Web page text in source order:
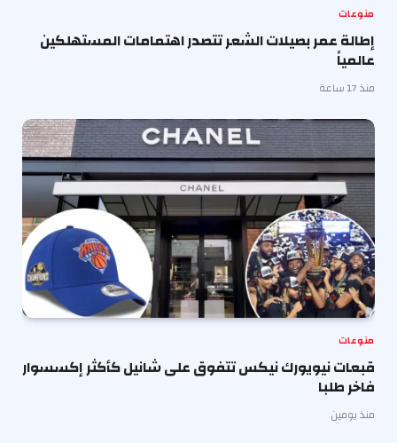
منوعات
إطالة عمر بصيلات الشعر تتصدر اهتمامات المستهلكين
عالمياً
منذ 17 ساعة
منوعات
قبعات نيويورك نيكس تتفوق على شانيل كأكثر إكسسوار
فاخر طلبا
منذ يومين